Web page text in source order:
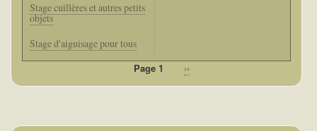
Stage cuillères et autres petits
objets
Stage d'aiguisage pour tous
Page 1
Page
››